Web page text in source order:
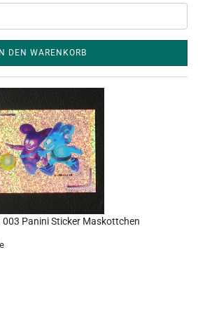
IN DEN WARENKORB
Panini Sticker Maskottchen